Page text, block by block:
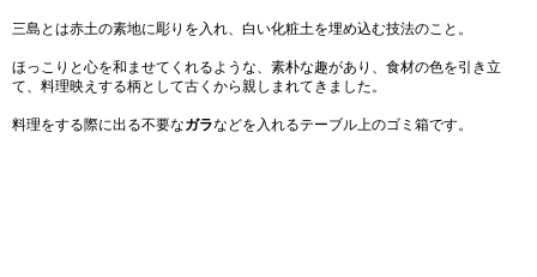
三島とは赤土の素地に彫りを入れ、白い化粧土を埋め込む技法のこと。
ほっこりと心を和ませてくれるような、素朴な趣があり、食材の色を引き立
て、料理映えする柄として古くから親しまれてきました。
料理をする際に出る不要なガラなどを入れるテーブル上のゴミ箱です。